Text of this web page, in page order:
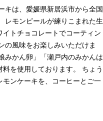
キは、愛媛県新居浜市から全国
レモンピールが練りこまれた生
トチョコレートでコーティン
風味をお楽しみいただけま
かん卵」「瀬戸内のみかんは
を使用しております。
ちょう
ンケーキを、コーヒーとご一